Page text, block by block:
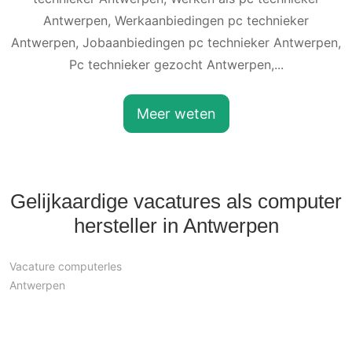
Antwerpen, Werkaanbiedingen pc technieker
Antwerpen, Jobaanbiedingen pc technieker Antwerpen,
Pc technieker gezocht Antwerpen,...
Meer weten
Gelijkaardige vacatures als computer
hersteller in Antwerpen
Vacature computerles
Antwerpen